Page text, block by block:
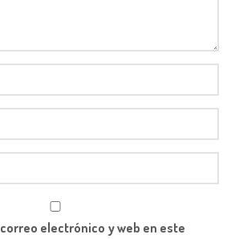
electrónico y web en este